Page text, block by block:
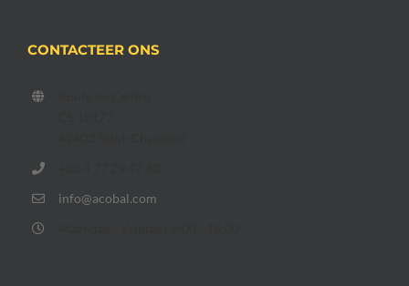
CONTACTEER ONS
info@acobal.com